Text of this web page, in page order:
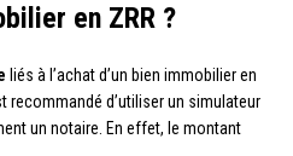
en ZRR ?
liés à l’achat d’un bien immobilier en
recommandé d’utiliser un simulateur
un notaire. En effet, le montant